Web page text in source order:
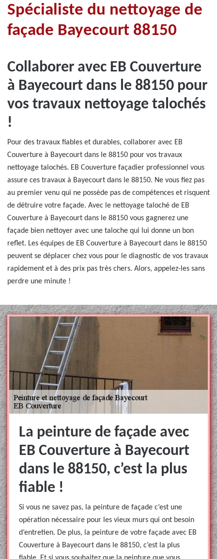
Spécialiste du nettoyage de
façade Bayecourt 88150
Collaborer avec EB Couverture
à Bayecourt dans le 88150 pour
vos travaux nettoyage talochés
!
Pour des travaux fiables et durables, collaborer avec EB
Couverture à Bayecourt dans le 88150 pour vos travaux
nettoyage talochés. EB Couverture façadier professionnel vous
assure ces travaux à Bayecourt dans le 88150. Ne vous fiez pas
au premier venu qui ne possède pas de compétences et risquent
de détruire votre façade. Avec le nettoyage taloché de EB
Couverture à Bayecourt dans le 88150 vous gagnerez une
façade bien nettoyer avec une taloche qui lui donne un bon
reflet. Les équipes de EB Couverture à Bayecourt dans le 88150
peuvent se déplacer chez vous pour le diagnostic de vos travaux
rapidement et à des prix pas très chers. Alors, appelez-les sans
perdre une minute !
La peinture de façade avec
EB Couverture à Bayecourt
dans le 88150, c’est la plus
fiable !
Si vous ne savez pas, la peinture de façade c’est une
opération nécessaire pour les vieux murs qui ont besoin
d’entretien. De plus, la peinture de votre façade avec EB
Couverture à Bayecourt dans le 88150, c’est la plus